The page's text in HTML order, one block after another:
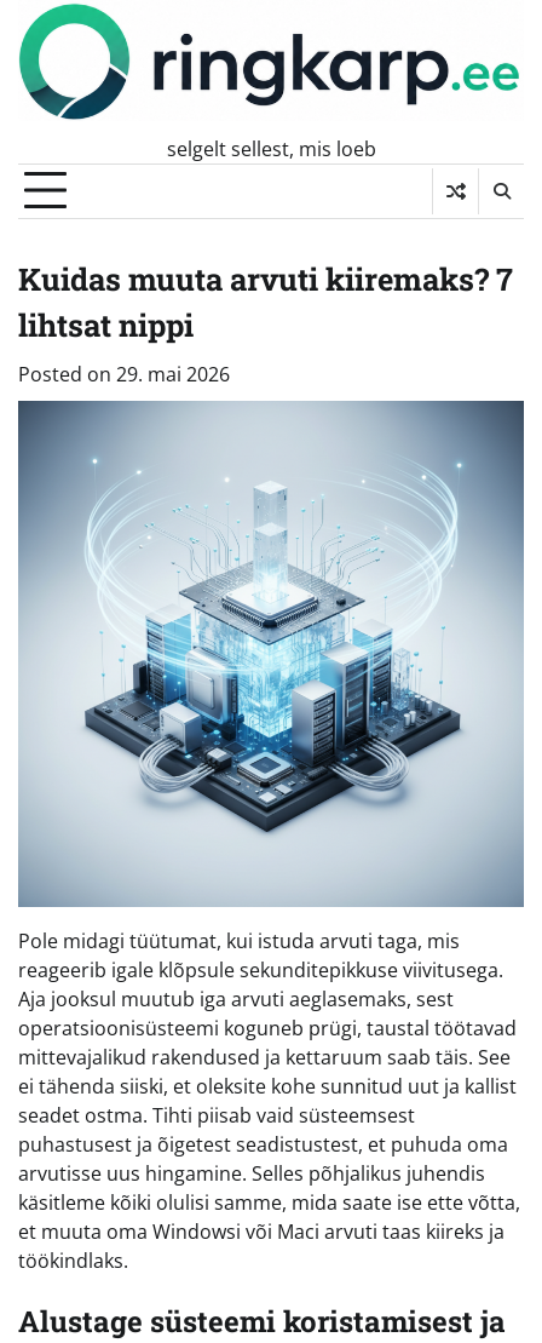
Skip
content
selgelt sellest, mis loeb
Kuidas muuta arvuti kiiremaks? 7
lihtsat nippi
Posted on 29. mai 2026
Pole midagi tüütumat, kui istuda arvuti taga, mis
reageerib igale klõpsule sekunditepikkuse viivitusega.
Aja jooksul muutub iga arvuti aeglasemaks, sest
operatsioonisüsteemi koguneb prügi, taustal töötavad
mittevajalikud rakendused ja kettaruum saab täis. See
ei tähenda siiski, et oleksite kohe sunnitud uut ja kallist
seadet ostma. Tihti piisab vaid süsteemsest
puhastusest ja õigetest seadistustest, et puhuda oma
arvutisse uus hingamine. Selles põhjalikus juhendis
käsitleme kõiki olulisi samme, mida saate ise ette võtta,
et muuta oma Windowsi või Maci arvuti taas kiireks ja
töökindlaks.
Alustage süsteemi koristamisest ja